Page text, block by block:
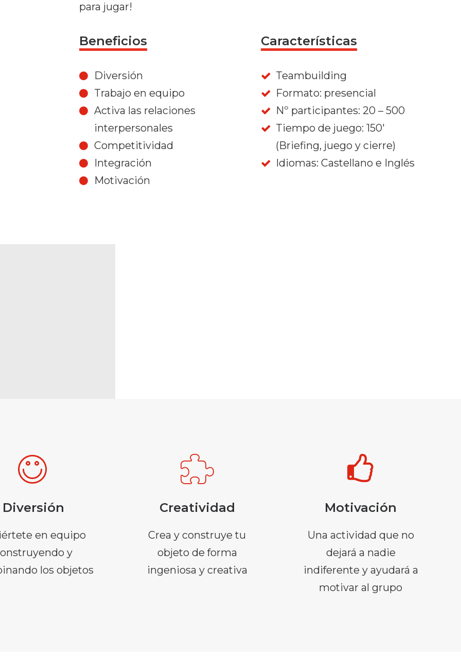
para jugar!
Beneficios
Diversión
Trabajo en equipo
Activa las relaciones
interpersonales
Competitividad
Integración
Motivación
Características
Teambuilding
Formato: presencial
Nº participantes: 20 – 500
Tiempo de juego: 150'
(Briefing, juego y cierre)
Idiomas: Castellano e Inglés
Diversión
en equipo
y
los objetos
Creatividad
Crea y construye tu
objeto de forma
ingeniosa y creativa
Motivación
Una actividad que no
dejará a nadie
indiferente y ayudará a
motivar al grupo